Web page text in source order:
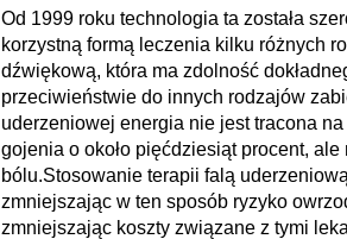
Od 1999 roku technologia ta została
korzystną formą leczenia kilku różnych
dźwiękową, która ma zdolność
przeciwieństwie do innych rodzajów
uderzeniowej energia nie jest tracona
gojenia o około pięćdziesiąt procent,
bólu.Stosowanie terapii falą
zmniejszając w ten sposób ryzyko
zmniejszając koszty związane z tymi